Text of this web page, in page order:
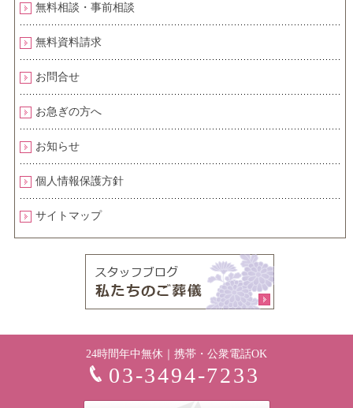
無料相談・事前相談
無料資料請求
お問合せ
お急ぎの方へ
お知らせ
個人情報保護方針
サイトマップ
24時間年中無休｜携帯・公衆電話OK
03-3494-7233